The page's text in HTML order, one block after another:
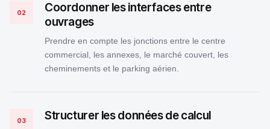
02
Coordonner les interfaces entre
ouvrages
Prendre en compte les jonctions entre le centre
commercial, les annexes, le marché couvert, les
cheminements et le parking aérien.
03 Structurer les données de calcul